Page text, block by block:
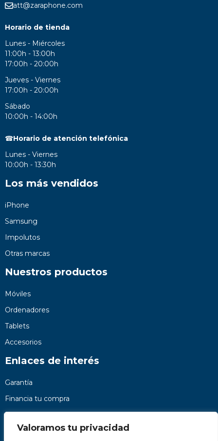
Valoramos tu privacidad
att@zaraphone.com
Horario de tienda
Lunes - Miércoles
11:00h - 13:00h
17:00h - 20:00h
Jueves - Viernes
17:00h - 20:00h
Sábado
10:00h - 14:00h
☎Horario de atención telefónica
Lunes - Viernes
10:00h - 13:30h
Los más vendidos
iPhone
Samsung
Impolutos
Otras marcas
Nuestros productos
Móviles
Ordenadores
Tablets
Accesorios
Enlaces de interés
Garantía
Financia tu compra
Preguntas frecuentes
Nosotros